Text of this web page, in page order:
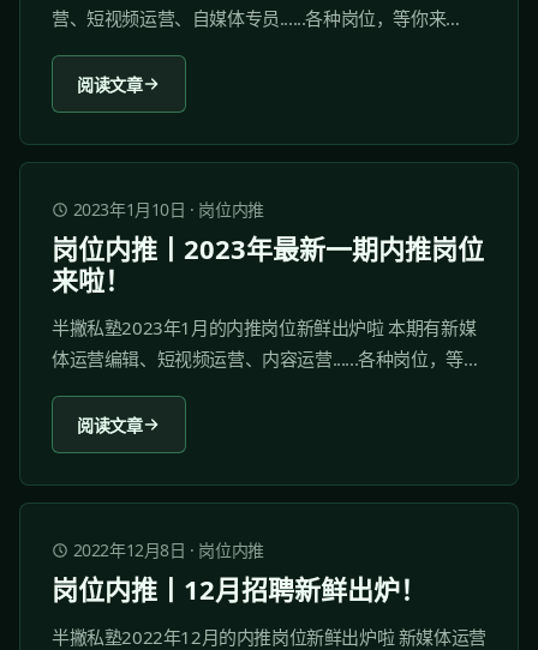
营、短视频运营、自媒体专员......各种岗位，等你来
pick！ 岗位内推仅面向半撇私塾付费学员开放，优秀学
员将会获得优先内推机会。 1 南方都市报 1.1 关于我们...
阅读文章
2023年1月10日 · 岗位内推
岗位内推丨2023年最新一期内推岗位
来啦！
半撇私塾2023年1月的内推岗位新鲜出炉啦 本期有新媒
体运营编辑、短视频运营、内容运营......各种岗位，等你
来pick！ 岗位内推仅面向半撇私塾付费学员开放，优秀
学员将会获得优先内推机会。 1、蓝月亮 1.1 关于我们...
阅读文章
2022年12月8日 · 岗位内推
岗位内推丨12月招聘新鲜出炉！
半撇私塾2022年12月的内推岗位新鲜出炉啦 新媒体运营